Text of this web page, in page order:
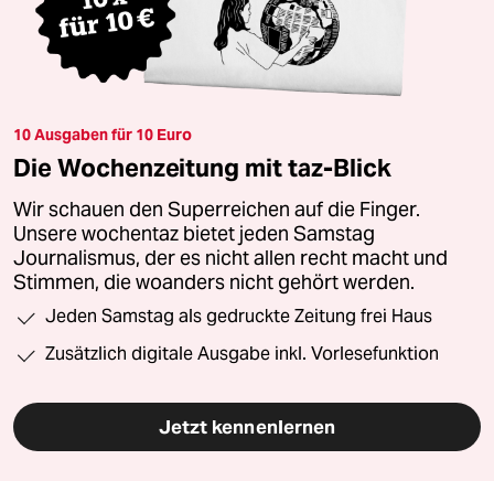
10 Ausgaben für 10 Euro
Die Wochenzeitung mit taz-Blick
Wir schauen den Superreichen auf die Finger.
Unsere wochentaz bietet jeden Samstag
Journalismus, der es nicht allen recht macht und
Stimmen, die woanders nicht gehört werden.
Jeden Samstag als gedruckte Zeitung frei Haus
Zusätzlich digitale Ausgabe inkl. Vorlesefunktion
Jetzt kennenlernen